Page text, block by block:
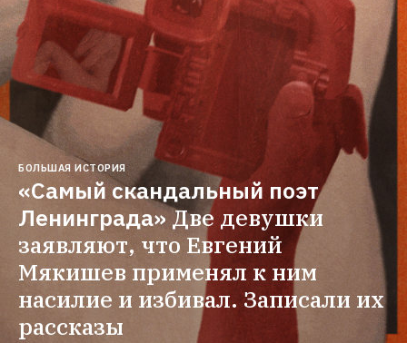
БОЛЬШАЯ ИСТОРИЯ
«Самый скандальный поэт
Ленинграда»Две девушки
заявляют, что Евгений
Мякишев применял к ним
насилие и избивал. Записали их
рассказы